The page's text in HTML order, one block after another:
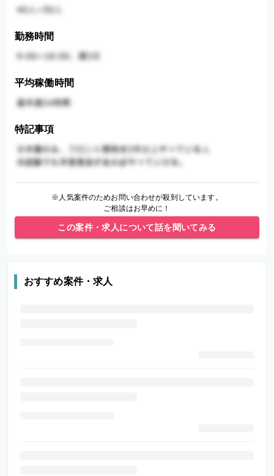
勤務時間
平均稼働時間
特記事項
※人気案件のためお問い合わせが殺到しています。
ご相談はお早めに！
この案件・求人について話を聞いてみる
おすすめ案件・求人